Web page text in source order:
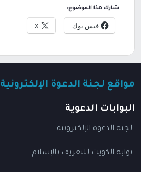
شارك هذا الموضوع:
فيس بوك X
مواقع لجنة الدعوة الإلكترونية
البوابات الدعوية
لجنة الدعوة الإلكترونية
بوابة الكويت للتعريف بالإسلام